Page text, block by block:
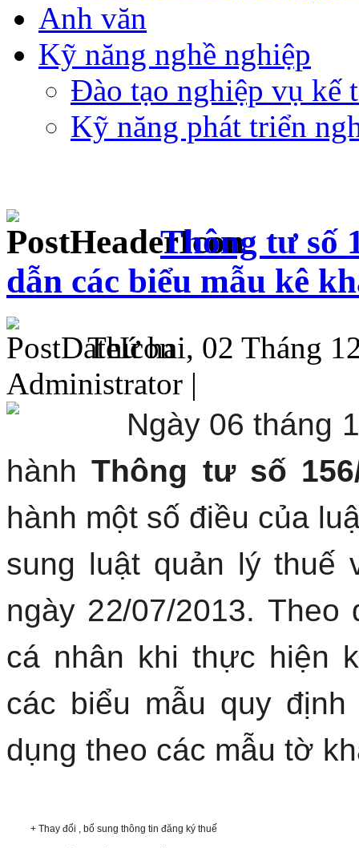
Anh văn
Kỹ năng nghề nghiệp
Đào tạo nghiệp vụ kế
Kỹ năng phát triển
Thông tư số
dẫn các biểu mẫu kê
Thứ hai, 02 Tháng
Administrator |
Ngày 06 tháng
hànhThông tư số 156/
hành một số điều của
sung luật quản lý thuế
ngày 22/07/2013.
cá nhân khi thực hiện
các biểu mẫu quy
dụng theo các mẫu tờ
+ Thay đổi , bổ sung thông tin đăng ký thuế